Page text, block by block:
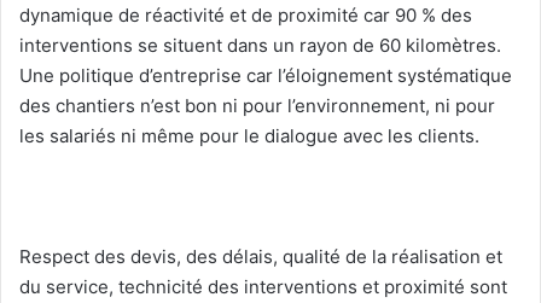
dynamique de réactivité et de proximité car 90 % des
interventions se situent dans un rayon de 60 kilomètres.
Une politique d’entreprise car l’éloignement systématique
des chantiers n’est bon ni pour l’environnement, ni pour
les salariés ni même pour le dialogue avec les clients.
Respect des devis, des délais, qualité de la réalisation et
du service, technicité des interventions et proximité sont